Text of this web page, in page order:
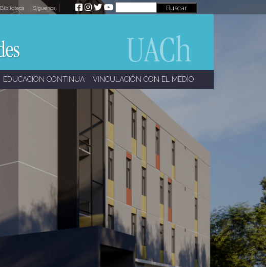
Biblioteca Síguenos
EDUCACIÓN CONTINUA VINCULACIÓN CON EL MEDIO